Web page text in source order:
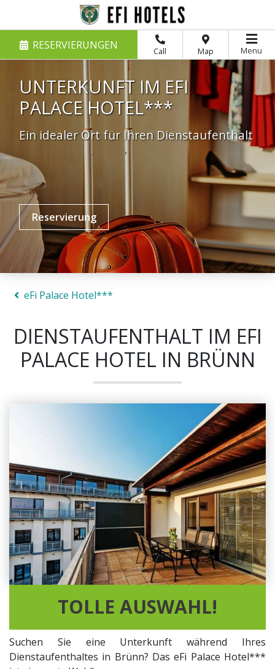
Call Map
RESERVIERUNGEN Menu
UNTERKUNFT IM EFI
PALACE HOTEL***
Ein idealer Ort für Ihren Dienstaufenthalt
Reservierung
eFi Palace Hotel***
DIENSTAUFENTHALT IM EFI
PALACE HOTEL IN BRÜNN
TOLLE AUSWAHL!
Suchen Sie eine Unterkunft während Ihres
Dienstaufenthaltes in Brünn? Das eFi Palace Hotel***